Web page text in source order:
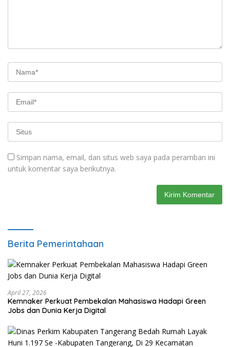
Simpan nama, email, dan situs web saya pada peramban ini
untuk komentar saya berikutnya.
Berita Pemerintahaan
April 27, 2026
Kemnaker Perkuat Pembekalan Mahasiswa Hadapi Green
Jobs dan Dunia Kerja Digital